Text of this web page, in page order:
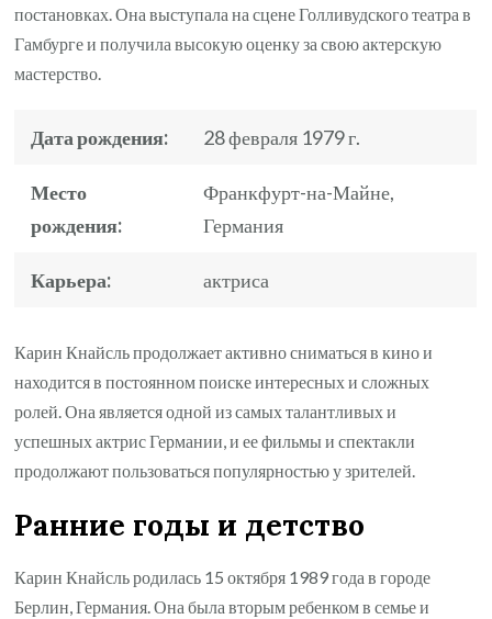
постановках. Она выступала на сцене Голливудского театра в
Гамбурге и получила высокую оценку за свою актерскую
мастерство.
Дата рождения: 28 февраля 1979 г.
Место
рождения:
Франкфурт-на-Майне,
Германия
Карьера: актриса
Карин Кнайсль продолжает активно сниматься в кино и
находится в постоянном поиске интересных и сложных
ролей. Она является одной из самых талантливых и
успешных актрис Германии, и ее фильмы и спектакли
продолжают пользоваться популярностью у зрителей.
Ранние годы и детство
Карин Кнайсль родилась 15 октября 1989 года в городе
Берлин, Германия. Она была вторым ребенком в семье и